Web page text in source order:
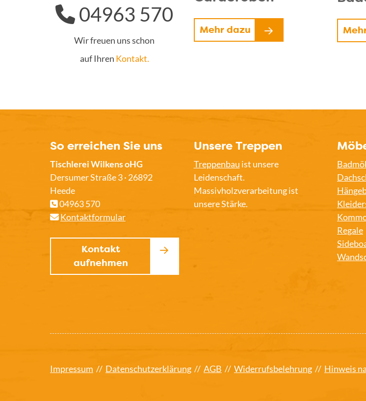
Mehr dazu
04963 570
Wir freuen uns schon
auf Ihren Kontakt.
So erreichen Sie uns
Tischlerei Wilkens oHG
Dersumer Straße 3 · 26892
Heede
04963 570
Kontaktformular
Kontakt
aufnehmen
Unsere Treppen
Treppenbau ist unsere
Leidenschaft.
Massivholzverarbeitung ist
unsere Stärke.
Regale
Impressum // Datenschutzerklärung // AGB // Widerrufsbelehrung // Hinweis